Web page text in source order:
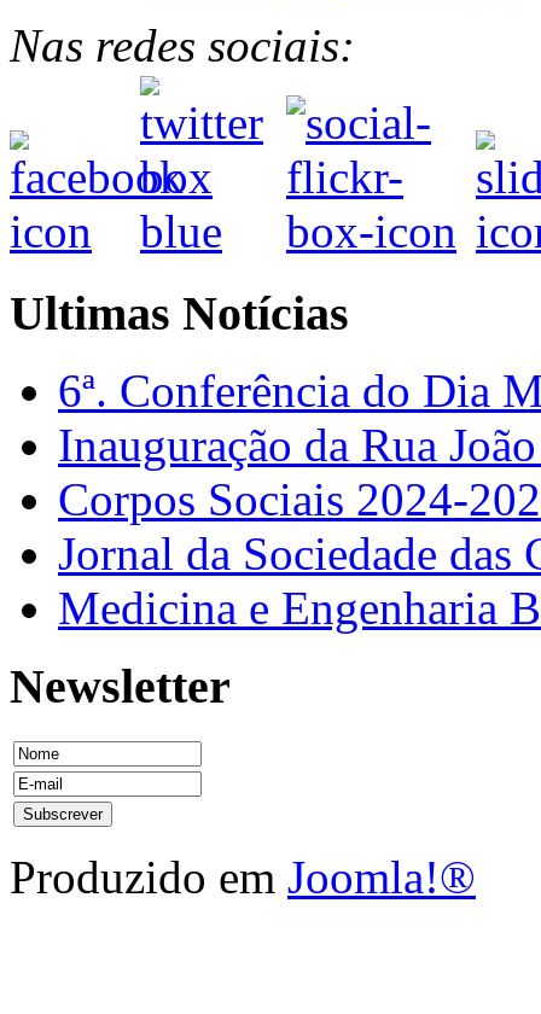
Nas redes sociais:
Ultimas Notícias
6ª. Conferência do Dia
Inauguração da Rua
Corpos Sociais 2024-
Jornal da Sociedade
Medicina e Engenharia
Newsletter
Produzido em Joomla!®